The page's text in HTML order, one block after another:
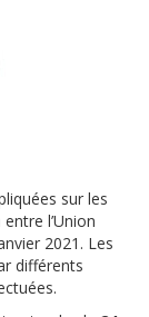
sur les
l’Union
2021. Les
différents